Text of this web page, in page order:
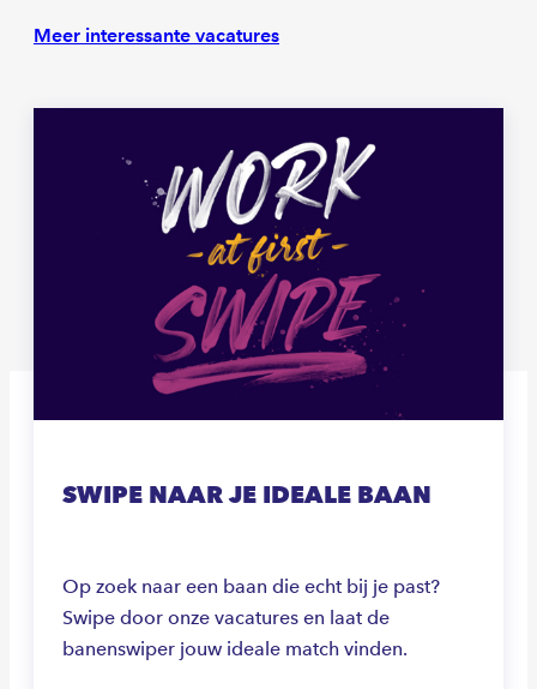
Meer interessante vacatures
SWIPE NAAR JE IDEALE BAAN
Op zoek naar een baan die echt bij je past?
Swipe door onze vacatures en laat de
banenswiper jouw ideale match vinden.